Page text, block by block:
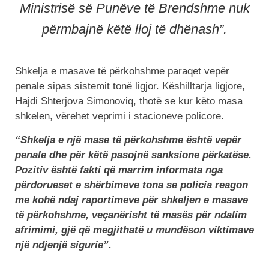
Ministrisë së Punëve të Brendshme nuk
përmbajnë këtë lloj të dhënash”.
Shkelja e masave të përkohshme paraqet vepër
penale sipas sistemit tonë ligjor. Këshilltarja ligjore,
Hajdi Shterjova Simonoviq, thotë se kur këto masa
shkelen, vërehet veprimi i stacioneve policore.
“Shkelja e një mase të përkohshme është vepër
penale dhe për këtë pasojnë sanksione përkatëse.
Pozitiv është fakti që marrim informata nga
përdorueset e shërbimeve tona se policia reagon
me kohë ndaj raportimeve për shkeljen e masave
të përkohshme, veçanërisht të masës për ndalim
afrimimi, gjë që megjithatë u mundëson viktimave
një ndjenjë sigurie”.